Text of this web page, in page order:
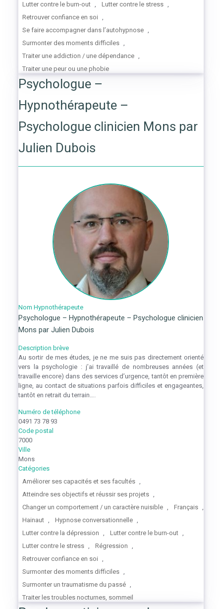
Lutter contre le burn-out , Lutter contre le stress ,
Retrouver confiance en soi ,
Se faire accompagner dans l’autohypnose ,
Surmonter des moments difficiles ,
Traiter une addiction / une dépendance ,
Traiter une peur ou une phobie
Psychologue –
Hypnothérapeute –
Psychologue clinicien Mons par
Julien Dubois
Nom Hypnothérapeute
Psychologue – Hypnothérapeute – Psychologue clinicien
Mons par Julien Dubois
Description brève
Au sortir de mes études, je ne me suis pas directement orienté
vers la psychologie : j’ai travaillé de nombreuses années (et
travaille encore) dans des services d’urgence, tantôt en première
ligne, au contact de situations parfois difficiles et engageantes,
tantôt en retrait du terrain….
Numéro de téléphone
0491 73 78 93
Code postal
7000
Ville
Mons
Catégories
Améliorer ses capacités et ses facultés ,
Atteindre ses objectifs et réussir ses projets ,
Changer un comportement / un caractère nuisible , Français ,
Hainaut , Hypnose conversationnelle ,
Lutter contre la dépression , Lutter contre le burn-out ,
Lutter contre le stress , Régression ,
Retrouver confiance en soi ,
Surmonter des moments difficiles ,
Surmonter un traumatisme du passé ,
Traiter les troubles nocturnes, sommeil